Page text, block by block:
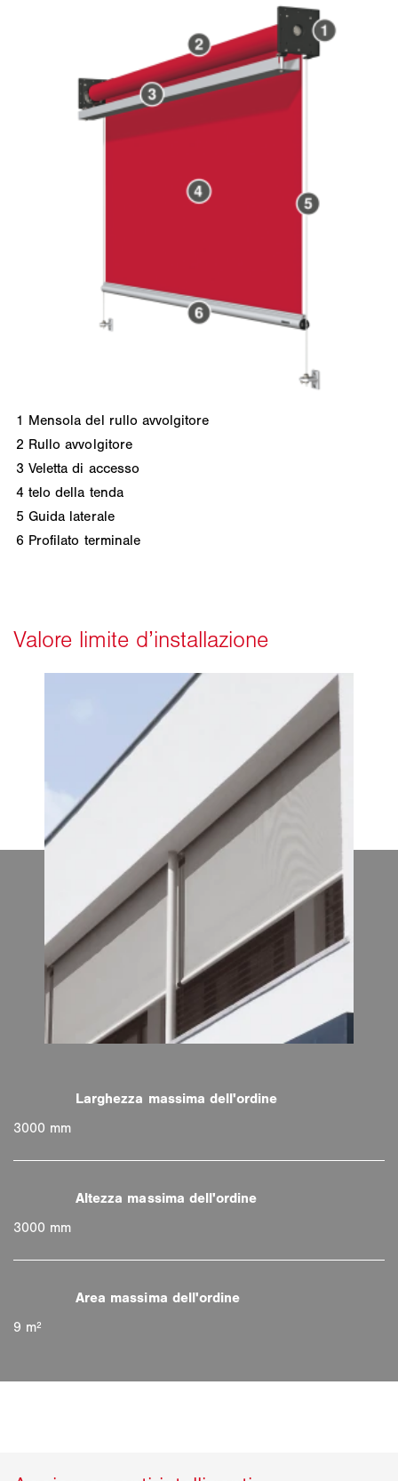
1 Mensola del rullo avvolgitore
2 Rullo avvolgitore
3 Veletta di accesso
4 telo della tenda
5 Guida laterale
6 Profilato terminale
3000 mm
3000 mm
9 m²